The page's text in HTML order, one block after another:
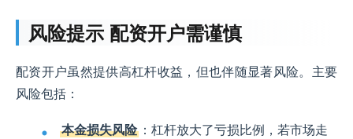
风险提示 配资开户需谨慎
配资开户虽然提供高杠杆收益，但也伴随显著风险。主要
风险包括：
本金损失风险 ：杠杆放大了亏损比例，若市场走